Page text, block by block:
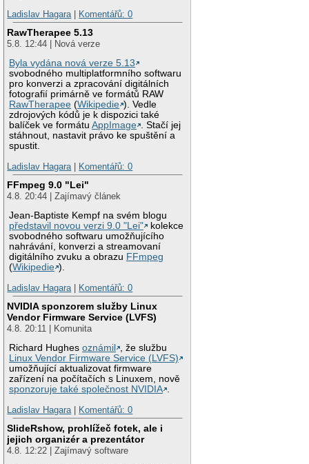
Ladislav Hagara| Komentářů: 0
RawTherapee 5.13
5.8. 12:44 | Nová verze
Byla vydána nová verze 5.13
svobodného multiplatformního softwaru
pro konverzi a zpracování digitálních
fotografií primárně ve formátů RAW
RawTherapee (Wikipedie ). Vedle
zdrojových kódů je k dispozici také
balíček ve formátuAppImage . Stačí jej
stáhnout, nastavit právo ke spuštění a
spustit.
Ladislav Hagara| Komentářů: 0
FFmpeg 9.0 "Lei"
4.8. 20:44 | Zajímavý článek
Jean-Baptiste Kempf na svém blogu
představil novou verzi 9.0 "Lei"
kolekce
svobodného softwaru umožňujícího
nahrávání, konverzi a streamovaní
digitálního zvuku a obrazu FFmpeg
(Wikipedie ).
Ladislav Hagara| Komentářů: 0
NVIDIA sponzorem služby Linux
Vendor Firmware Service (LVFS)
4.8. 20:11 | Komunita
Richard Hughesoznámil
, že službu
Linux Vendor Firmware Service (LVFS)
umožňující aktualizovat firmware
zařízení na počítačích s Linuxem, nově
sponzoruje také společnost NVIDIA .
Ladislav Hagara| Komentářů: 0
SlideRshow, prohlížeč fotek, ale i
jejich organizér a prezentátor
4.8. 12:22 | Zajímavý software